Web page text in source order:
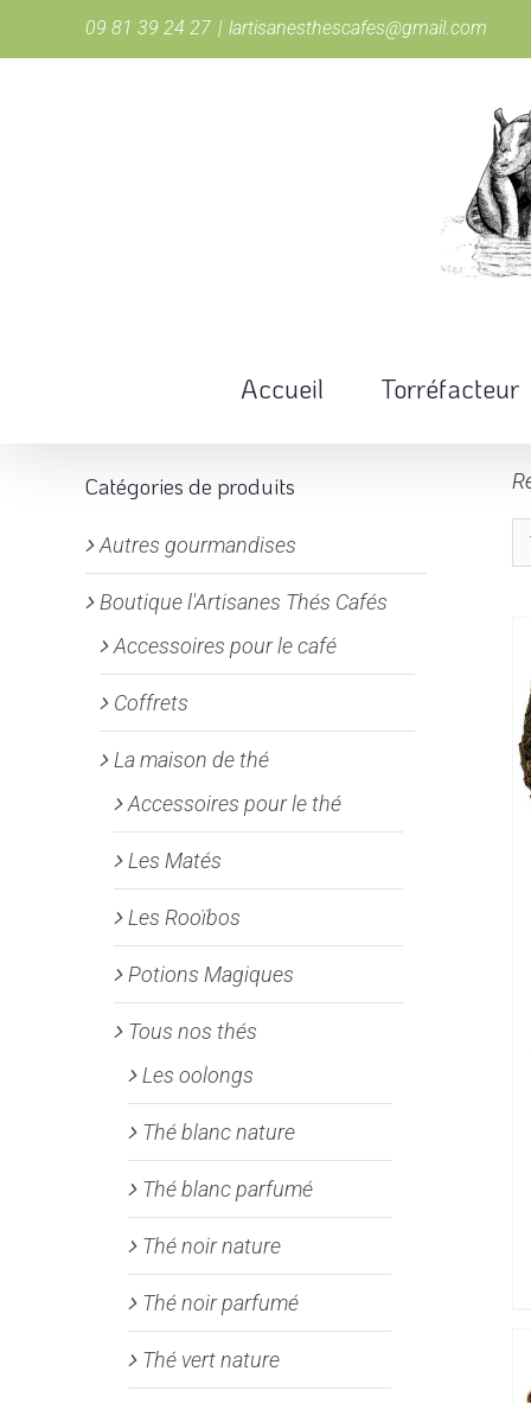
09 81 39 24 27 | lartisanesthescafes@gmail.com
Accueil Torréfacteur
Catégories de produits
Autres gourmandises
Boutique l'Artisanes Thés Cafés
Accessoires pour le café
Coffrets
La maison de thé
Accessoires pour le thé
Les Matés
Les Rooïbos
Potions Magiques
Tous nos thés
Les oolongs
Thé blanc nature
Thé blanc parfumé
Thé noir nature
Thé noir parfumé
Thé vert nature